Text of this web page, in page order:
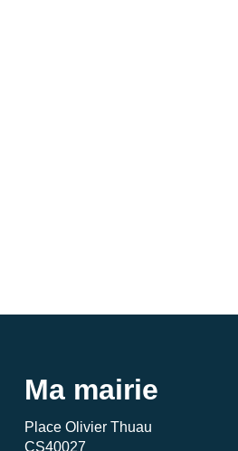
Ma mairie
Place Olivier Thuau
CS40027